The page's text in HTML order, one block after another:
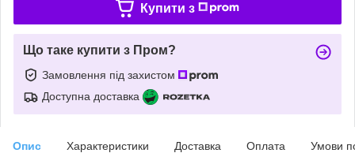
Купити з
Що таке купити з Пром?
Замовлення під захистом
Доступна доставка
Опис Характеристики Доставка Оплата Умови